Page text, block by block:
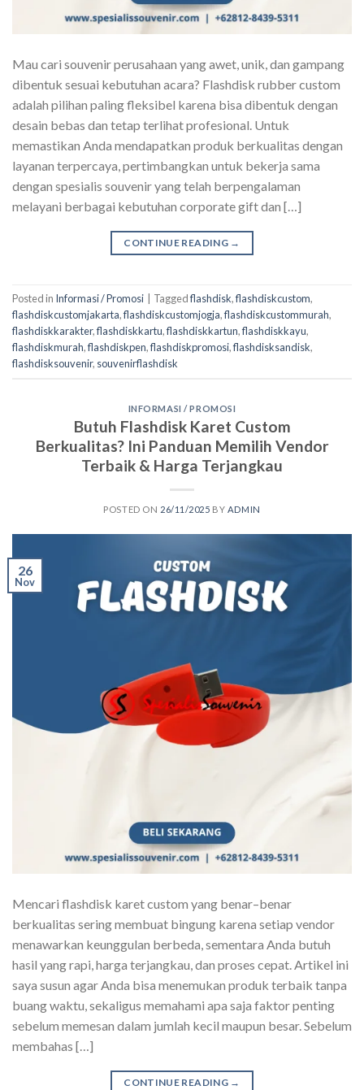
Mau cari souvenir perusahaan yang awet, unik, dan gampang
dibentuk sesuai kebutuhan acara? Flashdisk rubber custom
adalah pilihan paling fleksibel karena bisa dibentuk dengan
desain bebas dan tetap terlihat profesional. Untuk
memastikan Anda mendapatkan produk berkualitas dengan
layanan terpercaya, pertimbangkan untuk bekerja sama
dengan spesialis souvenir yang telah berpengalaman
melayani berbagai kebutuhan corporate gift dan […]
CONTINUE READING →
Posted in Informasi / Promosi Taggedflashdisk,flashdiskcustom,
flashdiskcustomjakarta,flashdiskcustomjogja,flashdiskcustommurah,
flashdiskkarakter,flashdiskkartu,flashdiskkartun,flashdiskkayu,
flashdiskmurah,flashdiskpen,flashdiskpromosi,flashdisksandisk,
flashdisksouvenir, souvenirflashdisk
INFORMASI / PROMOSI
Butuh Flashdisk Karet Custom
Berkualitas? Ini Panduan Memilih Vendor
Terbaik & Harga Terjangkau
POSTED ON 26/11/2025 BY ADMIN
26
Nov
Mencari flashdisk karet custom yang benar–benar
berkualitas sering membuat bingung karena setiap vendor
menawarkan keunggulan berbeda, sementara Anda butuh
hasil yang rapi, harga terjangkau, dan proses cepat. Artikel ini
saya susun agar Anda bisa menemukan produk terbaik tanpa
buang waktu, sekaligus memahami apa saja faktor penting
sebelum memesan dalam jumlah kecil maupun besar. Sebelum
membahas […]
CONTINUE READING →